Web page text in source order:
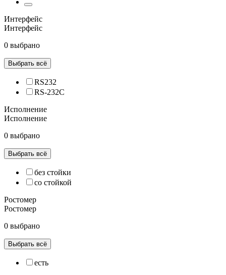
Интерфейс
Интерфейс
0 выбрано
Выбрать всё
RS232
RS-232C
Исполнение
Исполнение
0 выбрано
Выбрать всё
без стойки
со стойкой
Ростомер
Ростомер
0 выбрано
Выбрать всё
есть